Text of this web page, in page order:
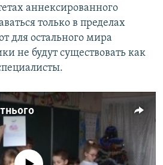
аннексированного
только в пределах
для остального мира
не будут существовать как
currently available